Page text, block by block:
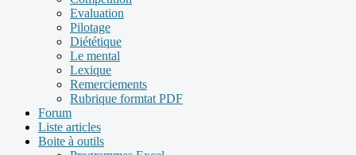
Evaluation
Pilotage
Diététique
Le mental
Lexique
Remerciements
Rubrique formtat PDF
Forum
Liste articles
Boite à outils